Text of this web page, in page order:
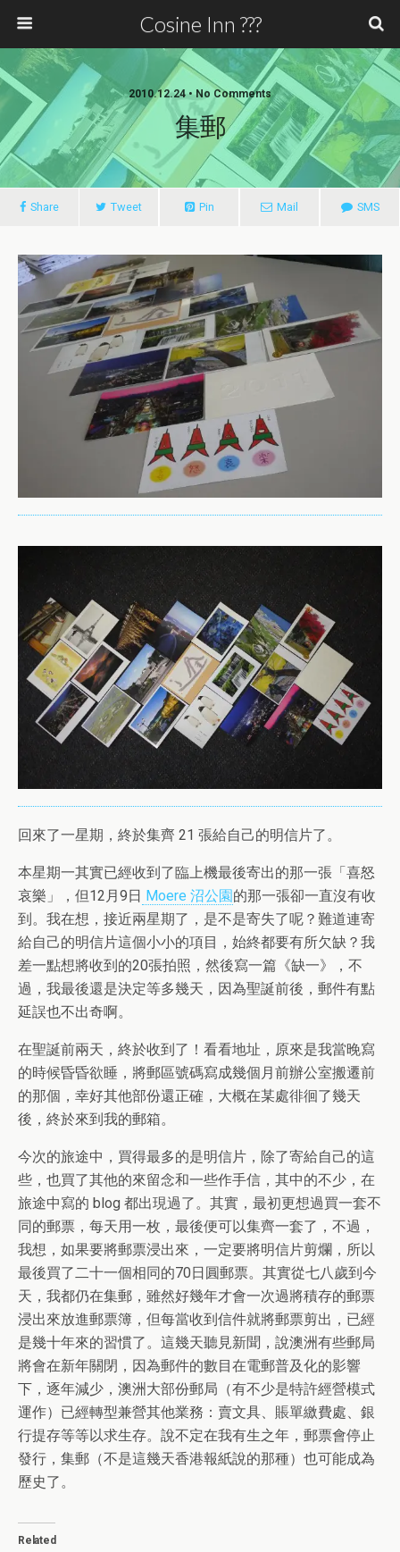
Cosine Inn ???
2010.12.24 • No Comments
集郵
Share Tweet Pin Mail SMS
回來了一星期，終於集齊 21 張給自己的明信片了。
本星期一其實已經收到了臨上機最後寄出的那一張「喜怒
哀樂」，但12月9日 Moere 沼公園的那一張卻一直沒有收
到。我在想，接近兩星期了，是不是寄失了呢？難道連寄
給自己的明信片這個小小的項目，始終都要有所欠缺？我
差一點想將收到的20張拍照，然後寫一篇《缺一》，不
過，我最後還是決定等多幾天，因為聖誕前後，郵件有點
延誤也不出奇啊。
在聖誕前兩天，終於收到了！看看地址，原來是我當晚寫
的時候昏昏欲睡，將郵區號碼寫成幾個月前辦公室搬遷前
的那個，幸好其他部份還正確，大概在某處徘徊了幾天
後，終於來到我的郵箱。
今次的旅途中，買得最多的是明信片，除了寄給自己的這
些，也買了其他的來留念和一些作手信，其中的不少，在
旅途中寫的 blog 都出現過了。其實，最初更想過買一套不
同的郵票，每天用一枚，最後便可以集齊一套了，不過，
我想，如果要將郵票浸出來，一定要將明信片剪爛，所以
最後買了二十一個相同的70日圓郵票。其實從七八歲到今
天，我都仍在集郵，雖然好幾年才會一次過將積存的郵票
浸出來放進郵票簿，但每當收到信件就將郵票剪出，已經
是幾十年來的習慣了。這幾天聽見新聞，說澳洲有些郵局
將會在新年關閉，因為郵件的數目在電郵普及化的影響
下，逐年減少，澳洲大部份郵局（有不少是特許經營模式
運作）已經轉型兼營其他業務：賣文具、賬單繳費處、銀
行提存等等以求生存。說不定在我有生之年，郵票會停止
發行，集郵（不是這幾天香港報紙說的那種）也可能成為
歷史了。
Related